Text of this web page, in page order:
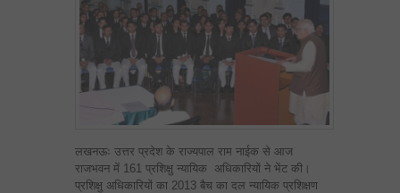
लखनऊः उत्तर प्रदेश के राज्यपाल राम नाईक से आज
राजभवन में 161 प्रशिक्षु न्यायिक अधिकारियों ने भेंट की।
प्रशिक्षु अधिकारियों का 2013 बैच का दल न्यायिक प्रशिक्षण